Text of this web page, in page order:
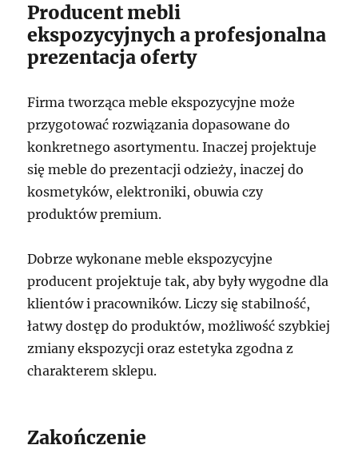
Producent mebli
ekspozycyjnych a profesjonalna
prezentacja oferty
Firma tworząca meble ekspozycyjne może
przygotować rozwiązania dopasowane do
konkretnego asortymentu. Inaczej projektuje
się meble do prezentacji odzieży, inaczej do
kosmetyków, elektroniki, obuwia czy
produktów premium.
Dobrze wykonane meble ekspozycyjne
producent projektuje tak, aby były wygodne dla
klientów i pracowników. Liczy się stabilność,
łatwy dostęp do produktów, możliwość szybkiej
zmiany ekspozycji oraz estetyka zgodna z
charakterem sklepu.
Zakończenie